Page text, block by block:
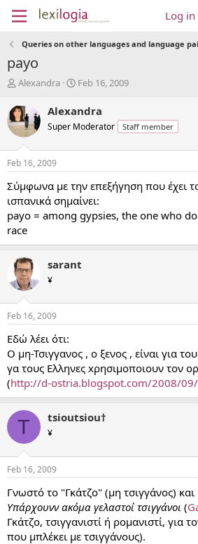
Log in
Queries on other languages and language
payo
T
r
e
d
t
a
r
t
e
r
Alexandra
S
a
t
t
e
Feb 16, 2009
Alexandra
Super Moderator Staff member
Feb 16, 2009
Σύμφωνα με την επεξήγηση που έχει
ισπανικά σημαίνει:
payo = among gypsies, the one who
race
sarant
¥
Feb 16, 2009
Εδώ λέει ότι:
Ο μη-Τσιγγανος , ο ξενος , είναι για
γα τους Ελληνες xρησιμοποιουν τον
(http://d-ostria.blogspot.com/2008/
T tsioutsiou†
¥
Feb 16, 2009
Γνωστό το "Γκάτζο" (μη τσιγγάνος) και
Υπάρχουνν ακόμα γελαστοί τσιγγάνοι (
Γκάτζο, τσιγγανιστί ή ρομανιστί, για
που μπλέκει με τσιγγάνους).